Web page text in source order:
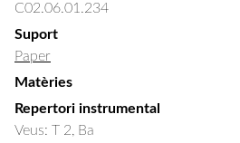
C02.06.01.234
Suport
Paper
Matèries
Repertori instrumental
Veus: T 2, Ba